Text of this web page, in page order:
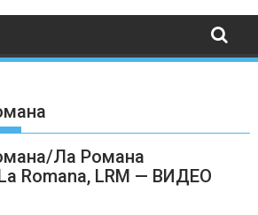
Ла Романа
Romana, LRM — ВИДЕО